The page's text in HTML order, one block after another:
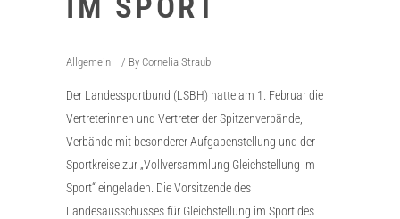
IM SPORT
Allgemein By Cornelia Straub
Der Landessportbund (LSBH) hatte am 1. Februar die
Vertreterinnen und Vertreter der Spitzenverbände,
Verbände mit besonderer Aufgabenstellung und der
Sportkreise zur „Vollversammlung Gleichstellung im
Sport“ eingeladen. Die Vorsitzende des
Landesausschusses für Gleichstellung im Sport des